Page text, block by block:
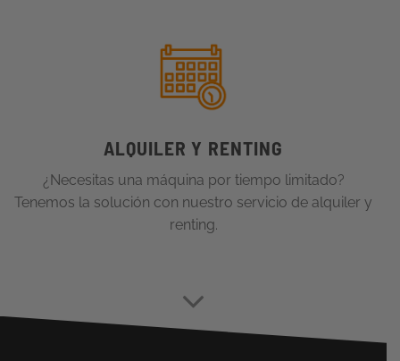
ALQUILER Y RENTING
¿Necesitas una máquina por tiempo limitado?
Tenemos la solución con nuestro servicio de alquiler y
renting.